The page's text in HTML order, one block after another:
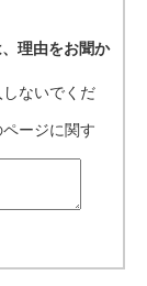
理由をお聞か
ないでくだ
ージに関す